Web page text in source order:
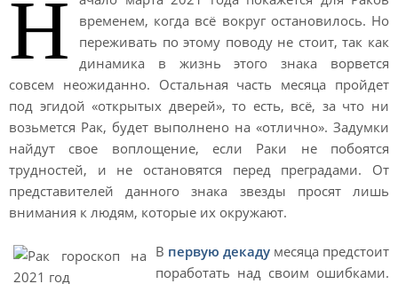
Н
временем, когда всё вокруг остановилось. Но
переживать по этому поводу не стоит, так как
динамика в жизнь этого знака ворвется
совсем неожиданно. Остальная часть месяца пройдет
под эгидой «открытых дверей», то есть, всё, за что ни
возьмется Рак, будет выполнено на «отлично». Задумки
найдут свое воплощение, если Раки не побоятся
трудностей, и не остановятся перед преградами. От
представителей данного знака звезды просят лишь
внимания к людям, которые их окружают.
В первую декаду месяца предстоит
поработать над своим ошибками.